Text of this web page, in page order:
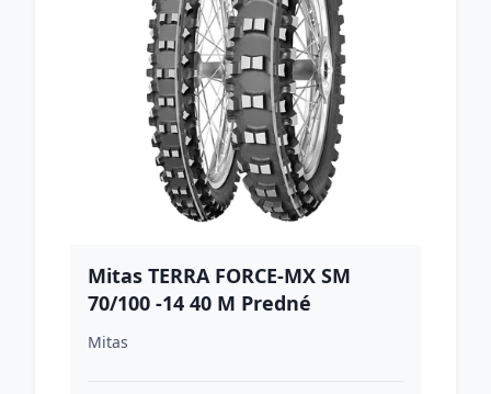
Mitas TERRA FORCE-MX SM
70/100 -14 40 M Predné
Mitas